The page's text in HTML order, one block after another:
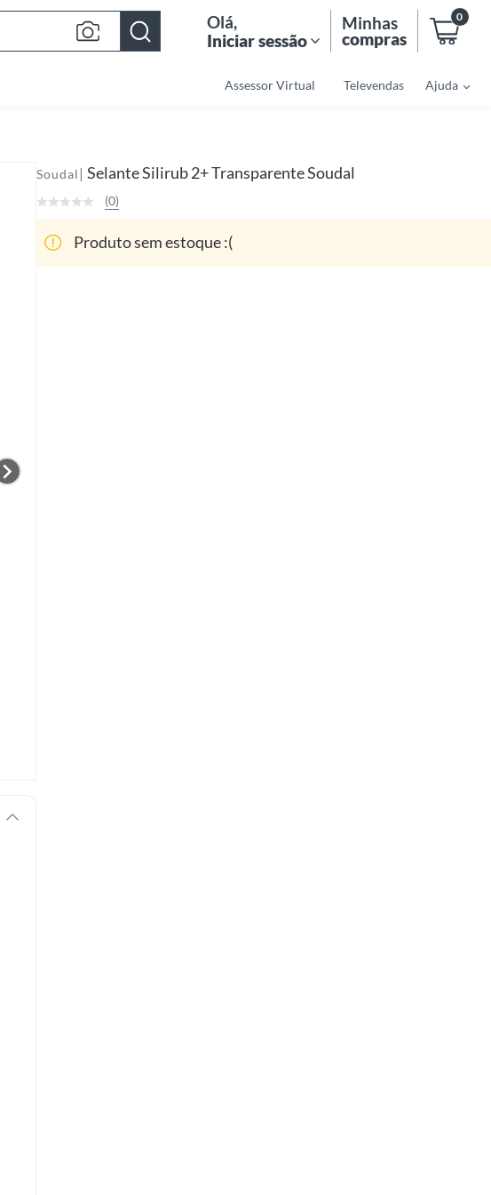
Olá,
Iniciar sessão
Minhas
compras
0
Assessor Virtual Televendas Ajuda
Soudal | Selante Silirub 2+ Transparente Soudal
(0)
Produto sem estoque :(